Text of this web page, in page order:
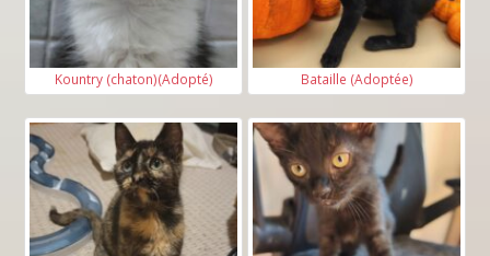
Kountry (chaton)(Adopté) Bataille (Adoptée)